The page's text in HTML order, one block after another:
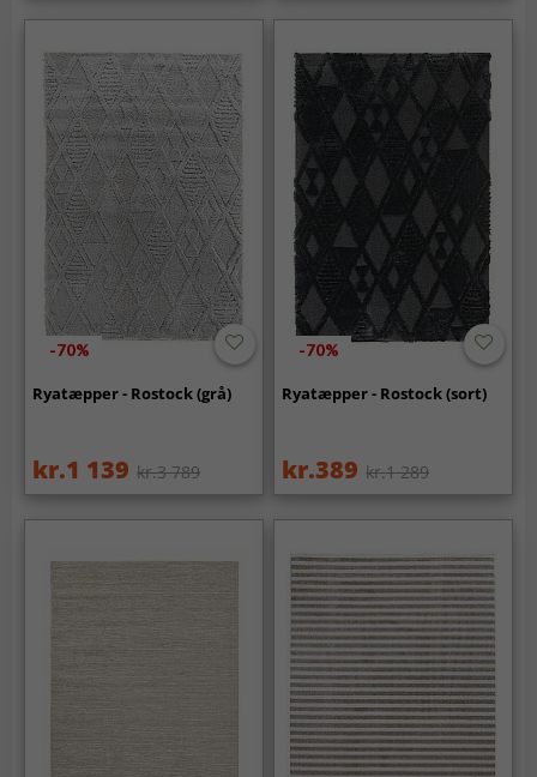
-70%
Ryatæpper - Rostock (grå)
kr.1 139 kr.3 789
-70%
Ryatæpper - Rostock (sort)
kr.389 kr.1 289